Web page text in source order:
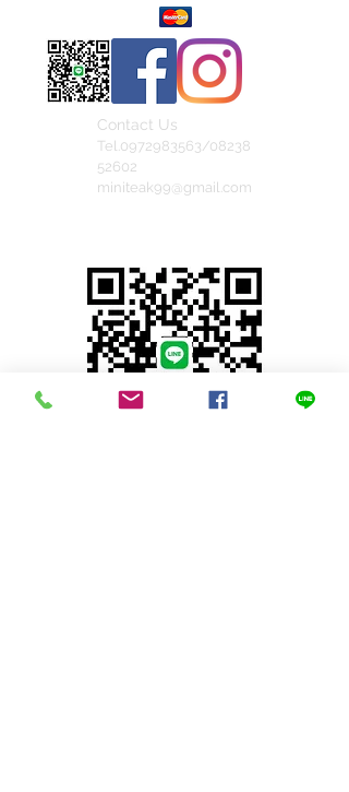
Contact Us
Tel.0972983563/08238
52602
miniteak99@gmail.com